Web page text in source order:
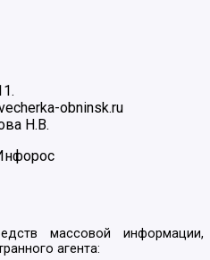
obninsk.ru
Н.В.
массовой информации,
агента: